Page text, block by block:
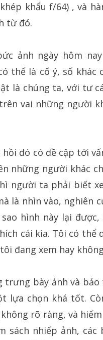
khẩu f/64) , và
từ đó.
ảnh ngày hôm
thể là cố ý, số
là chúng ta, với tư
vai những người
hồi đó có đề cập tới
những người khác
người ta phải biết
là nhìn vào, nghiên
hình này lại
cái kia. Tôi có thể
đang xem hay
trưng bày ảnh và
lựa chọn khá tốt.
rõ ràng, và
sách nhiếp ảnh,